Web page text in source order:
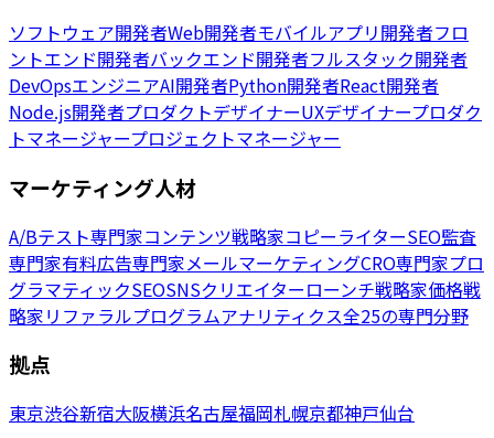
ソフトウェア開発者Web開発者モバイルアプリ開発者フロ
ントエンド開発者バックエンド開発者フルスタック開発者
DevOpsエンジニアAI開発者Python開発者React開発者
Node.js開発者プロダクトデザイナーUXデザイナープロダク
トマネージャープロジェクトマネージャー
マーケティング人材
A/Bテスト専門家コンテンツ戦略家コピーライターSEO監査
専門家有料広告専門家メールマーケティングCRO専門家プロ
グラマティックSEOSNSクリエイターローンチ戦略家価格戦
略家リファラルプログラムアナリティクス全25の専門分野
拠点
東京渋谷新宿大阪横浜名古屋福岡札幌京都神戸仙台